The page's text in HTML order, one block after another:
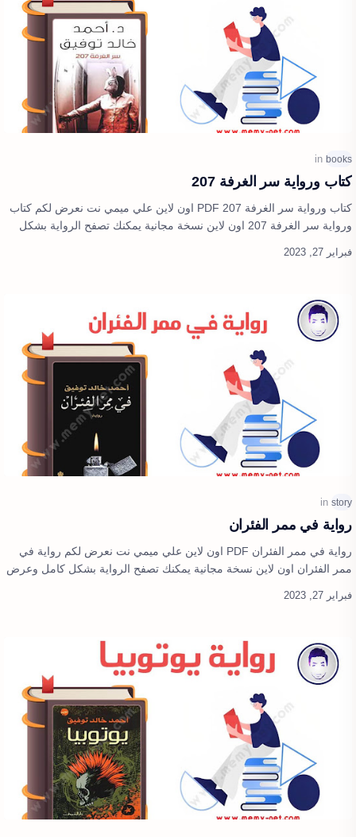
كتاب ورواية سر الغرفة 207
كتاب ورواية سر الغرفة 207 PDF اون لاين علي ميمي نت نعرض لكم كتاب
ورواية سر الغرفة 207 اون لاين نسخة مجانية يمكنك تصفح الرواية بشكل
رواية في ممر الفئران
رواية في ممر الفئران PDF اون لاين علي ميمي نت نعرض لكم رواية في
ممر الفئران اون لاين نسخة مجانية يمكنك تصفح الرواية بشكل كامل وعرض